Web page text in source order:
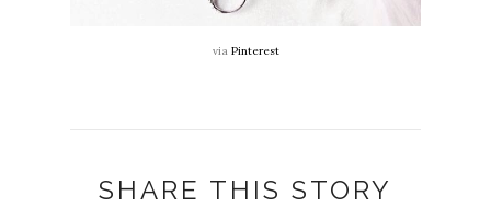
via Pinterest
SHARE THIS STORY